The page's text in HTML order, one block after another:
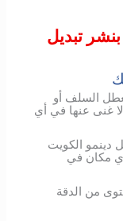
تبديل
السلف أو
لا غنى عنها في أي
دينمو الكويت
مكان في
من الدقة